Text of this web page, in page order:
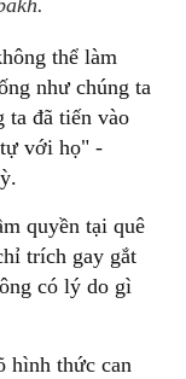
thể làm
như chúng ta
ta đã tiến vào
với họ" -
quyền tại quê
trích gay gắt
có lý do gì
hình thức can